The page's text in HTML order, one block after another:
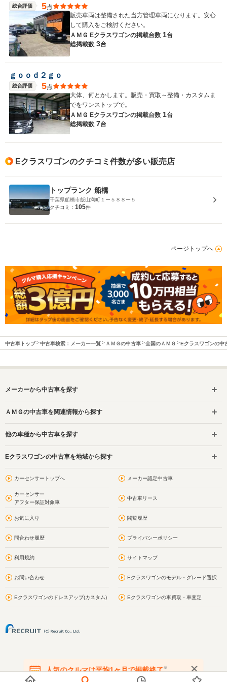
総合評価 5点
販売車両は整備された当方管理車両になります。安心
して購入をご検討ください。
ＡＭＧ Eクラスワゴンの掲載台数 1台
総掲載数 3台
ｇｏｏｄ２ｇｏ
総合評価 5点
大体、何とかします。販売・買取～整備・カスタムま
でをワンストップで。
ＡＭＧ Eクラスワゴンの掲載台数 1台
総掲載数 7台
Eクラスワゴンのクチコミ件数が多い販売店
トップランク 船橋
千葉県船橋市飯山満町１ー５８８ー５
クチコミ： 105件
ページトップへ
中古車トップ 中古車検索：メーカー一覧 ＡＭＧの中古車 全国のＡＭＧ Eクラスワゴンの中
メーカーから中古車を探す
ＡＭＧの中古車を関連情報から探す
他の車種から中古車を探す
Eクラスワゴンの中古車を地域から探す
カーセンサートップへ メーカー認定中古車
カーセンサー
アフター保証対象車
中古車リース
お気に入り 閲覧履歴
問合わせ履歴 プライバシーポリシー
利用規約 サイトマップ
お問い合わせ Eクラスワゴンのモデル・グレード選択
Eクラスワゴンのドレスアップ(カスタム) Eクラスワゴンの車買取・車査定
人気のクルマは平均1ヶ月で掲載終了※
在庫が無くなる前にお問い合わせください